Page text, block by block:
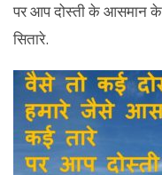
पर आप दोस्ती के आसमान
सितारे.